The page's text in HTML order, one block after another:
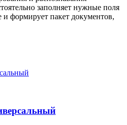
заполняет нужные поля
формирует пакет документов,